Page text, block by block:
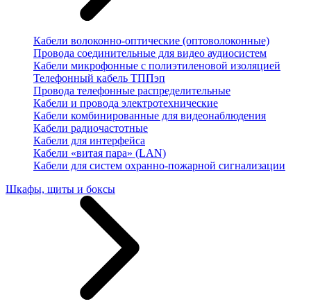
Кабели волоконно-оптические (оптоволоконные)
Провода соединительные для видео аудиосистем
Кабели микрофонные с полиэтиленовой изоляцией
Телефонный кабель ТППэп
Провода телефонные распределительные
Кабели и провода электротехнические
Кабели комбинированные для видеонаблюдения
Кабели радиочастотные
Кабели для интерфейса
Кабели «витая пара» (LAN)
Кабели для систем охранно-пожарной сигнализации
Шкафы, щиты и боксы